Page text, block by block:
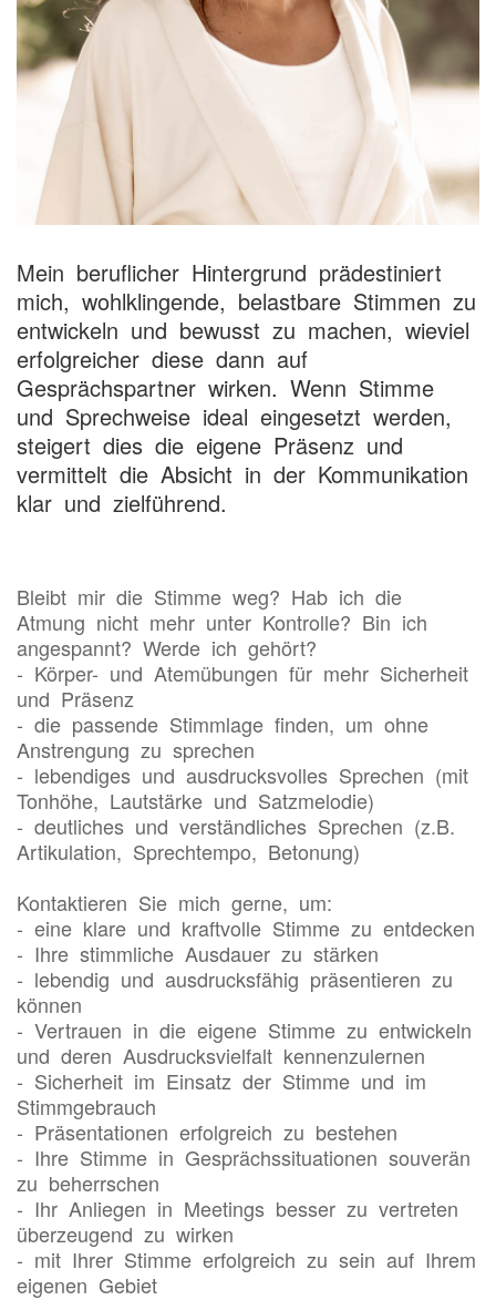
Mein beruflicher Hintergrund prädestiniert
mich, wohlklingende, belastbare Stimmen zu
entwickeln und bewusst zu machen, wieviel
erfolgreicher diese dann auf
Gesprächspartner wirken. Wenn Stimme
und Sprechweise ideal eingesetzt werden,
steigert dies die eigene Präsenz und
vermittelt die Absicht in der Kommunikation
klar und zielführend.
Bleibt mir die Stimme weg? Hab ich die
Atmung nicht mehr unter Kontrolle? Bin ich
angespannt? Werde ich gehört?
- Körper- und Atemübungen für mehr Sicherheit
und Präsenz
- die passende Stimmlage finden, um ohne
Anstrengung zu sprechen
- lebendiges und ausdrucksvolles Sprechen (mit
Tonhöhe, Lautstärke und Satzmelodie)
- deutliches und verständliches Sprechen (z.B.
Artikulation, Sprechtempo, Betonung)
Kontaktieren Sie mich gerne, um:
- eine klare und kraftvolle Stimme zu entdecken
- Ihre stimmliche Ausdauer zu stärken
- lebendig und ausdrucksfähig präsentieren zu
können
- Vertrauen in die eigene Stimme zu entwickeln
und deren Ausdrucksvielfalt kennenzulernen
- Sicherheit im Einsatz der Stimme und im
Stimmgebrauch
- Präsentationen erfolgreich zu bestehen
- Ihre Stimme in Gesprächssituationen souverän
zu beherrschen
- Ihr Anliegen in Meetings besser zu vertreten
überzeugend zu wirken
- mit Ihrer Stimme erfolgreich zu sein auf Ihrem
eigenen Gebiet